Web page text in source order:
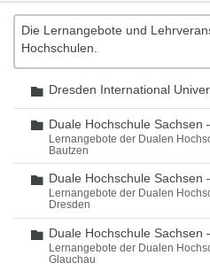
Die Lernangebote und
Hochschulen.
Ordner
Dresden International
Ordner
Duale Hochschule Sachsen
Lernangebote der Dualen
Bautzen
Ordner
Duale Hochschule Sachsen
Lernangebote der Dualen
Dresden
Ordner
Duale Hochschule Sachsen
Lernangebote der Dualen
Glauchau